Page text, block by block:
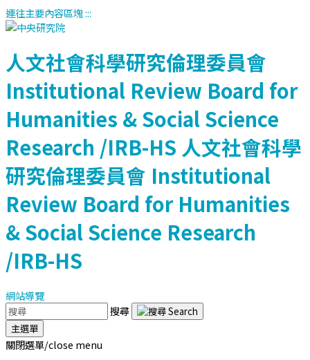
連往主要內容區塊:::
人文社會科學研究倫理委員會
Institutional Review Board for
Humanities & Social Science
Research /IRB-HS 人文社會科學
研究倫理委員會 Institutional
Review Board for Humanities
& Social Science Research
/IRB-HS
網站導覽
搜尋
主選單
關閉選單/close menu